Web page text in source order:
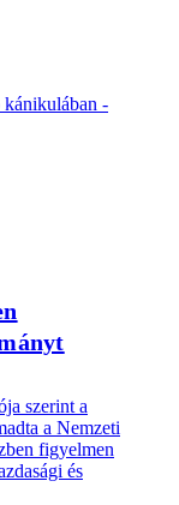
kánikulában -
szerint a
a Nemzeti
figyelmen
és